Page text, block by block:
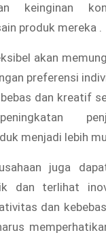
keinginan
produk mereka .
akan
preferensi
dan kreatif
menjadi lebih
juga
dan terlihat
dan